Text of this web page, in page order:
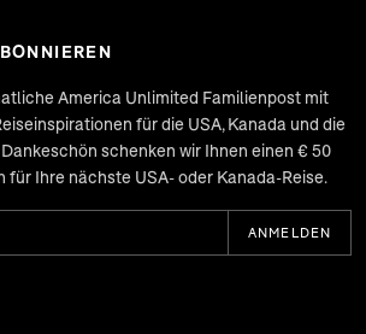
America Unlimited Familienpost mit
für die USA, Kanada und die
schenken wir Ihnen einen € 50
für Ihre nächste USA- oder Kanada-Reise.
ANMELDEN